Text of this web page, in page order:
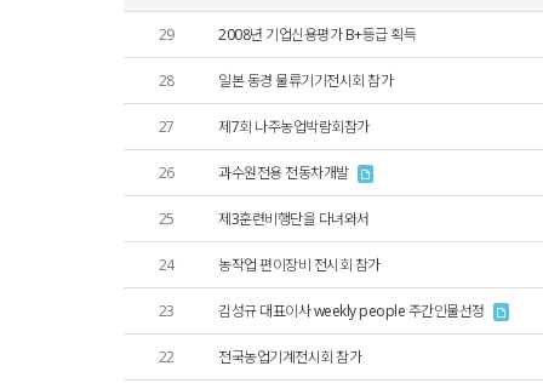
29 2008년 기업신용평가 B+등급 획득
28 일본 동경 물류기기전시회 참가
27 제7회 나주농업박람회참가
26 과수원전용 전동차개발
25 제3훈련비행단을 다녀와서
24 농작업 편이장비 전시회 참가
23 김성규 대표이사 weekly people 주간인물선정
22 전국농업기계전시회 참가